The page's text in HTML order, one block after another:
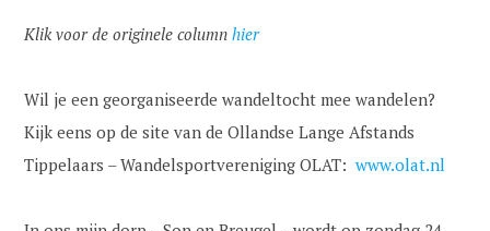
Klik voor de originele columnhier
Wil je een georganiseerde wandeltocht mee wandelen?
Kijk eens op de site van de Ollandse Lange Afstands
Tippelaars – Wandelsportvereniging OLAT:www.olat.nl